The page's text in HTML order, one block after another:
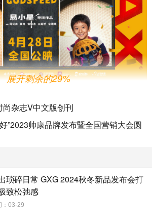
(乔杉 饰)非常不看好准女婿万一帆(范丞丞
，万一帆越努力越“翻车”，准岳母霍梅梅
(张婧仪 饰)也为调解这对冤家费尽心思。
否在旅途中通过未来岳父周东海的种种考
和亲情故事就此展开。影片由一众自带“笑
的演出阵容，联手贡献出幽默诙谐的化学
影片对于亲情关系的诠释也将令观众沉浸
一假期适合相约观看的新颖喜剧。
的《人生路不熟》，IMAX影院身临其境的
倍增的欢乐体验。在IMAX影院，不仅有超
展开剩余的29%
尚杂志V中文版创刊
”2023帅康品牌发布暨全国营销大会圆
琐碎日常 GXG 2024秋冬新品发布会打
致松弛感
：03-29